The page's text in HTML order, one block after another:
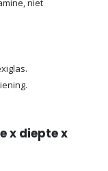
niet
x diepte x